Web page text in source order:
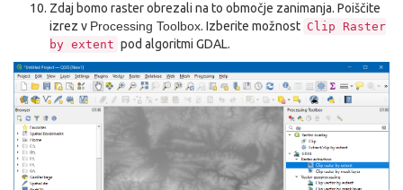
Zdaj bomo raster obrezali na to območje zanimanja. Poiščite
izrez v Processing Toolbox. Izberite možnost Clip
Raster
by extent pod algoritmi GDAL.